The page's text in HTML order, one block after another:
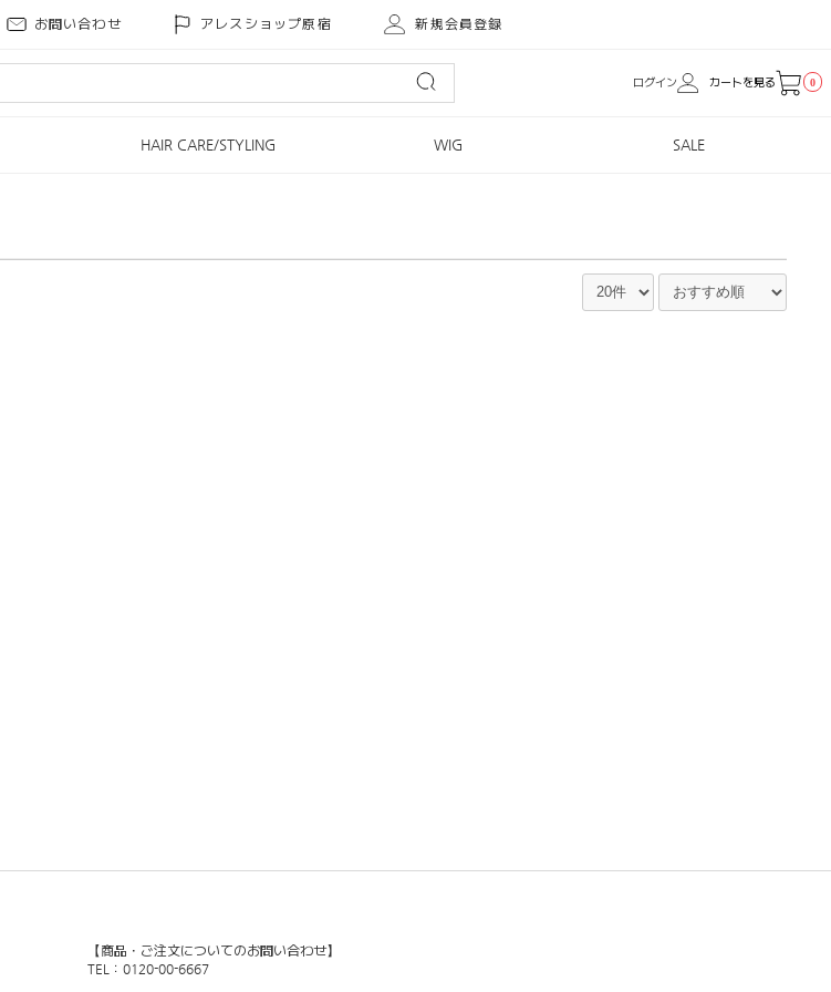
お問い合わせ アレスショップ原宿 新規会員登録
ログイン カートを見る 0
HAIR CARE/STYLING WIG SALE
【商品・ご注文についてのお問い合わせ】
TEL：0120-00-6667